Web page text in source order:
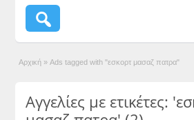
Αρχική » Ads tagged with "εσκορτ μασαζ πατρα"
Αγγελίες με ετικέτες: